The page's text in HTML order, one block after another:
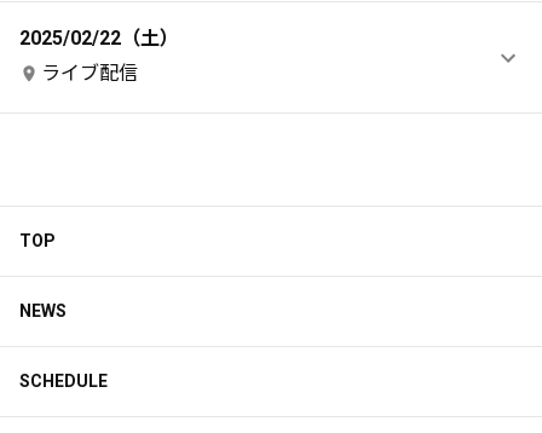
2025/02/22（土）
ライブ配信
TOP
NEWS
SCHEDULE